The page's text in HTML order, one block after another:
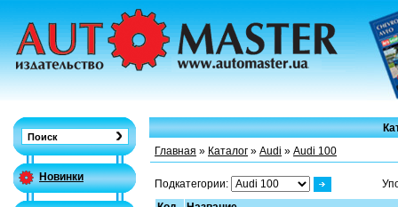
Новинки
Главная » Каталог » Audi » Audi 100
Подкатегории: